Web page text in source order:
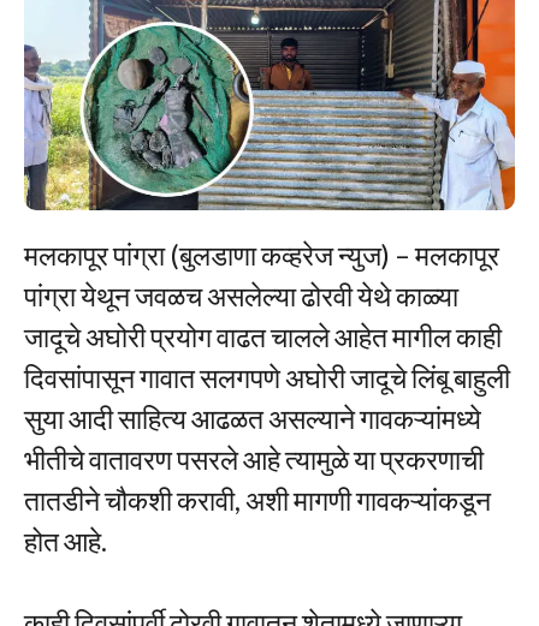
मलकापूर पांग्रा (बुलडाणा कव्हरेज न्युज) – मलकापूर
पांग्रा येथून जवळच असलेल्या ढोरवी येथे काळ्या
जादूचे अघोरी प्रयोग वाढत चालले आहेत मागील काही
दिवसांपासून गावात सलगपणे अघोरी जादूचे लिंबू बाहुली
सुया आदी साहित्य आढळत असल्याने गावकऱ्यांमध्ये
भीतीचे वातावरण पसरले आहे त्यामुळे या प्रकरणाची
तातडीने चौकशी करावी, अशी मागणी गावकऱ्यांकडून
होत आहे.